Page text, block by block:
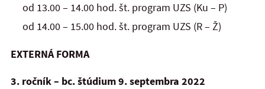
od 13.00 – 14.00 hod. št. program UZS (Ku – P)
od 14.00 – 15.00 hod. št. program UZS (R – Ž)
EXTERNÁ FORMA
3. ročník – bc. štúdium 9. septembra 2022